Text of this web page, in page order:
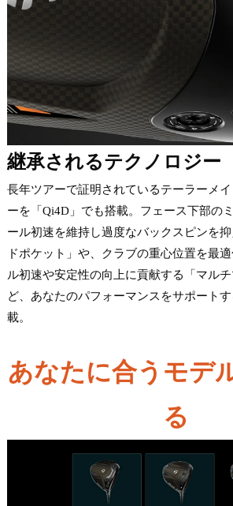
継承されるテクノロジー
長年ツアーで証明されているテーラーメ
ーを「Qi4D」でも搭載。フェース下部の
ール初速を維持し過度なバックスピンを
ドポケット」や、クラブの重心位置を最
ル初速や安定性の向上に貢献する「マル
ど、あなたのパフォーマンスをサポート
載。
あなたに合うモデ
る